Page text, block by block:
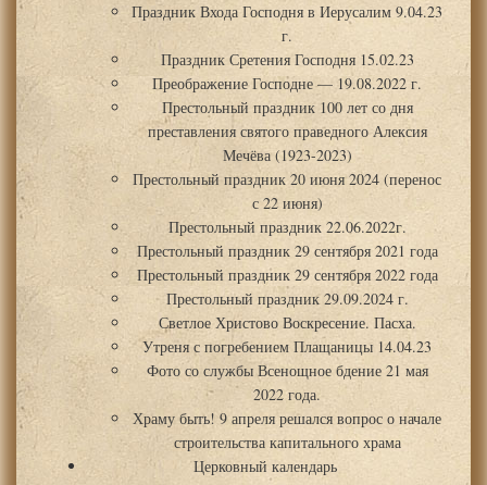
Праздник Входа Господня в Иерусалим 9.04.23
г.
Праздник Сретения Господня 15.02.23
Преображение Господне — 19.08.2022 г.
Престольный праздник 100 лет со дня
преставления святого праведного Алексия
Мечёва (1923-2023)
Престольный праздник 20 июня 2024 (перенос
с 22 июня)
Престольный праздник 22.06.2022г.
Престольный праздник 29 сентября 2021 года
Престольный праздник 29 сентября 2022 года
Престольный праздник 29.09.2024 г.
Светлое Христово Воскресение. Пасха.
Утреня с погребением Плащаницы 14.04.23
Фото со службы Всенощное бдение 21 мая
2022 года.
Храму быть! 9 апреля решался вопрос о начале
строительства капитального храма
Церковный календарь